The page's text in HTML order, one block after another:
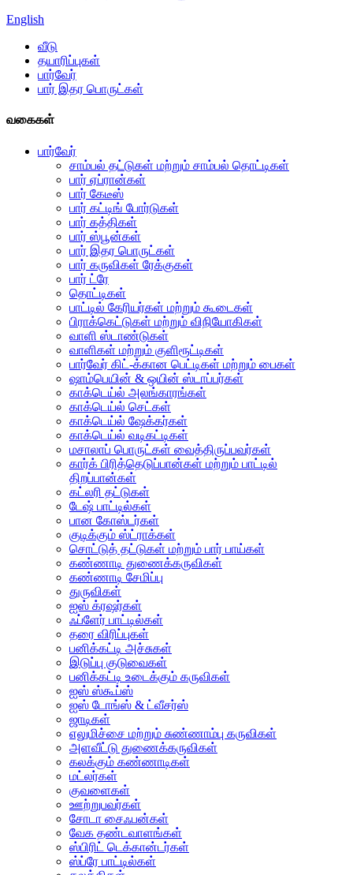
English
வீடு
தயாரிப்புகள்
பார்வேர்
பார் இதர பொருட்கள்
வகைகள்
பார்வேர்
சாம்பல் தட்டுகள் மற்றும் சாம்பல் தொட்டிகள்
பார் ஏப்ரான்கள்
பார் கேடீஸ்
பார் கட்டிங் போர்டுகள்
பார் கத்திகள்
பார் ஸ்பூன்கள்
பார் இதர பொருட்கள்
பார் கருவிகள் ரேக்குகள்
பார் ட்ரே
தொட்டிகள்
பாட்டில் கேரியர்கள் மற்றும் கூடைகள்
பிராக்கெட்டுகள் மற்றும் விநியோகிகள்
வாளி ஸ்டாண்டுகள்
வாளிகள் மற்றும் குளிரூட்டிகள்
பார்வேர் கிட்-க்கான பெட்டிகள் மற்றும் பைகள்
ஷாம்பெயின் & ஒயின் ஸ்டாப்பர்கள்
காக்டெய்ல் அலங்காரங்கள்
காக்டெய்ல் செட்கள்
காக்டெய்ல் ஷேக்கர்கள்
காக்டெய்ல் வடிகட்டிகள்
மசாலாப் பொருட்கள் வைத்திருப்பவர்கள்
கார்க் பிரித்தெடுப்பான்கள் மற்றும் பாட்டில்
திறப்பான்கள்
கட்லரி தட்டுகள்
டேஷ் பாட்டில்கள்
பான கோஸ்டர்கள்
குடிக்கும் ஸ்ட்ராக்கள்
சொட்டுத் தட்டுகள் மற்றும் பார் பாய்கள்
கண்ணாடி துணைக்கருவிகள்
கண்ணாடி சேமிப்பு
துருவிகள்
ஐஸ் க்ரஷர்கள்
ஃப்ளேர் பாட்டில்கள்
தரை விரிப்புகள்
பனிக்கட்டி அச்சுகள்
இடுப்பு குடுவைகள்
பனிக்கட்டி உடைக்கும் கருவிகள்
ஐஸ் ஸ்கூப்ஸ்
ஐஸ் டோங்ஸ் & ட்வீசர்ஸ்
ஜாடிகள்
எலுமிச்சை மற்றும் சுண்ணாம்பு கருவிகள்
அளவீட்டு துணைக்கருவிகள்
கலக்கும் கண்ணாடிகள்
மட்லர்கள்
குவளைகள்
ஊற்றுபவர்கள்
சோடா சைஃபன்கள்
வேக தண்டவாளங்கள்
ஸ்பிரிட் டெக்கான்டர்கள்
ஸ்ப்ரே பாட்டில்கள்